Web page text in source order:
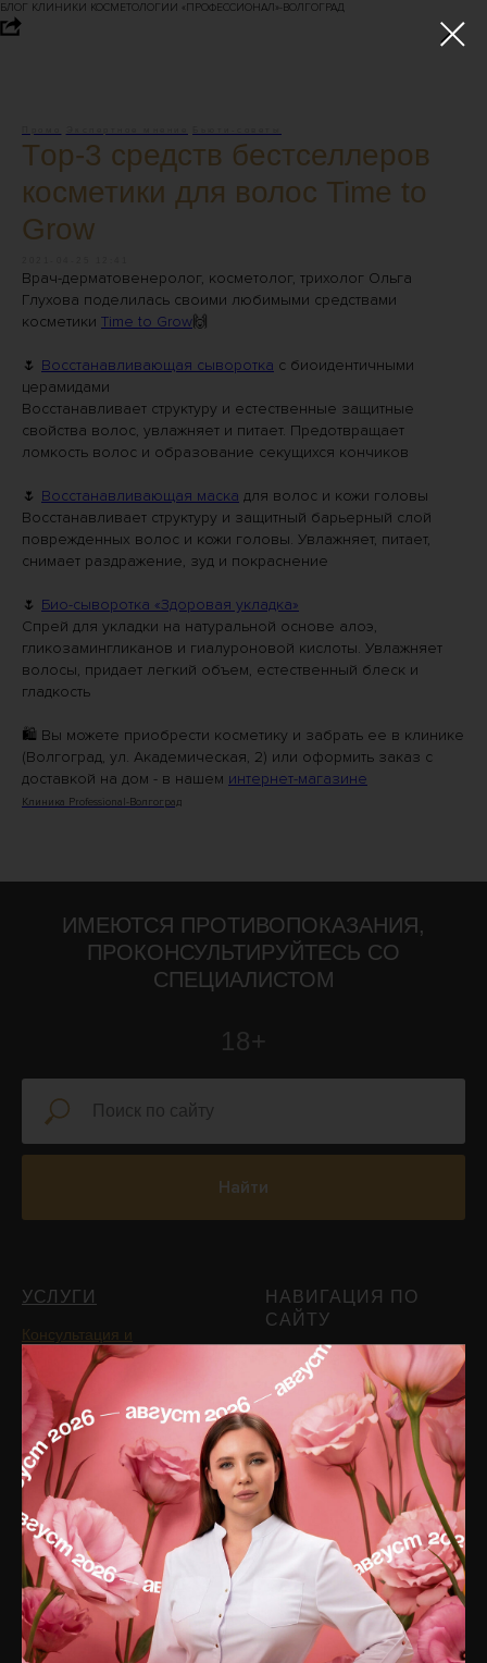
БЛОГ КЛИНИКИ КОСМЕТОЛОГИИ «ПРОФЕССИОНАЛ»-ВОЛГОГРАД
Тop-3 средств бестселлеров
косметики для волос Time to
Grow
Врач-дерматовенеролог, косметолог, трихолог Ольга
Глухова поделилась своими любимыми средствами
косметики Time to Grow🙌
🌷 Восстанавливающая сыворотка с биоидентичными
церамидами
Восстанавливает структуру и естественные защитные
свойства волос, увлажняет и питает. Предотвращает
ломкость волос и образование секущихся кончиков
🌷 Восстанавливающая маска для волос и кожи головы
Восстанавливает структуру и защитный барьерный слой
поврежденных волос и кожи головы. Увлажняет, питает,
снимает раздражение, зуд и покраснение
🌷 Био-сыворотка «Здоровая укладка»
Спрей для укладки на натуральной основе алоэ,
гликозамингликанов и гиалуроновой кислоты. Увлажняет
волосы, придает легкий объем, естественный блеск и
гладкость
🛍 Вы можете приобрести косметику и забрать ее в клинике
(Волгоград, ул. Академическая, 2) или оформить заказ с
доставкой на дом - в нашем интернет-магазине
Клиника Professional-Волгоград
ИМЕЮТСЯ ПРОТИВОПОКАЗАНИЯ,
ПРОКОНСУЛЬТИРУЙТЕСЬ СО
СПЕЦИАЛИСТОМ
18+
Найти
УСЛУГИ
Консультация и
диагностика
Инъекционная
косметология
PRP-терапия
Аппаратная косметология
Лазерная косметология
Терапевтическая
косметология
Коррекция фигуры
Общая терапия
НАВИГАЦИЯ ПО
САЙТУ
Главная
Блог
Подписаться на рассылку
новостей
Услуги
Цены
Специалисты
О клинике
Оборудование